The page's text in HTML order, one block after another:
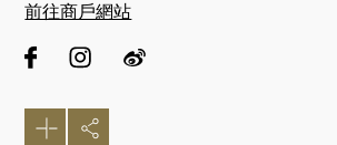
前往商戶網站